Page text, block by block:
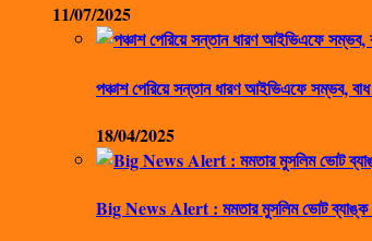
11/07/2025
পঞ্চাশ পেরিয়ে সন্তান ধারণ আইভিএফে সম্ভব,
18/04/2025
Big News Alert : মমতার মুসলিম ভোট ব্যাঙ্ক